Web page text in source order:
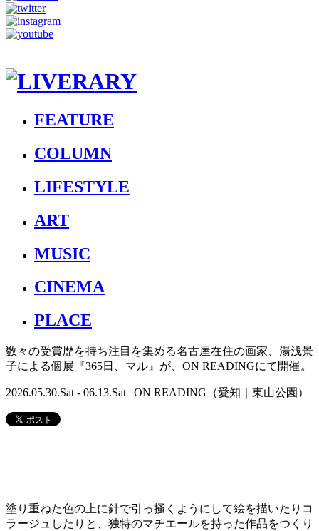
FEATURE
COLUMN
LIFESTYLE
ART
MUSIC
CINEMA
PLACE
数々の受賞歴を持ち注目を集める名古屋在住の画家、湯浅景
子による個展『365日、マル』が、ON READINGにて開催。
2026.05.30.Sat - 06.13.Sat | ON READING（愛知｜東山公園）
塗り重ねた色の上に針で引っ掻くようにして絵を描いたりコ
ラージュしたりと、独特のマチエールを持った作品をつくり